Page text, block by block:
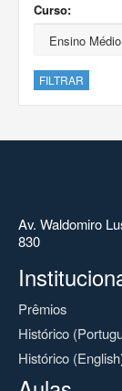
Curso:
FILTRAR
Av. Waldomiro
830
Prêmios
Histórico
Histórico